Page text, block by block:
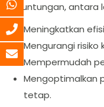
keuntungan, antara
Meningkatkan
Mengurangi
Mempermudah
Mengoptimalkan
tetap.